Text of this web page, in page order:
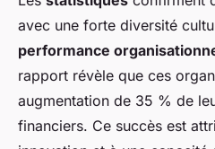
avec une forte diversité
performance
rapport révèle que ces
augmentation de 35 % de
financiers. Ce succès est